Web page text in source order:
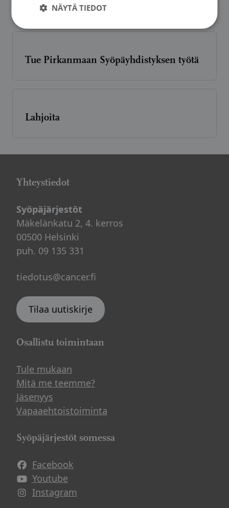
Tue Pirkanmaan Syöpäyhdistyksen työtä
Lahjoita
Yhteystiedot
Syöpäjärjestöt
Mäkelänkatu 2, 4. kerros
00500 Helsinki
puh. 09 135 331
tiedotus@cancer.fi
Tilaa uutiskirje
Osallistu toimintaan
Tule mukaan
Mitä me teemme?
Jäsenyys
Vapaaehtoistoiminta
Syöpäjärjestöt somessa
Facebook
Avautuu uuteen ikkunaan
Youtube
Avautuu uuteen ikkunaan
Instagram
Avautuu uuteen ikkunaan
NÄYTÄ TIEDOT